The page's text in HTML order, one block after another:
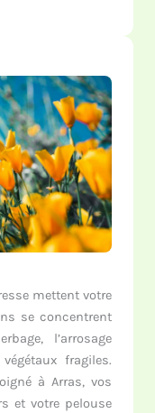
mettent votre
se concentrent
l’arrosage
fragiles.
à Arras, vos
et votre pelouse